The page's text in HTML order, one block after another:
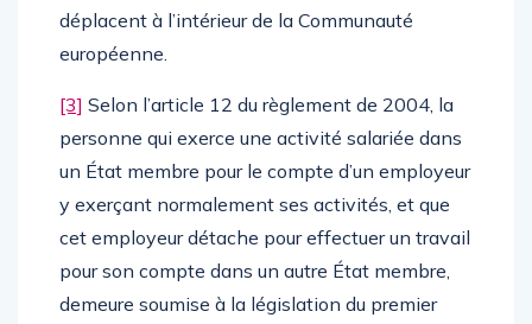
déplacent à l’intérieur de la Communauté
européenne.
[3] Selon l’article 12 du règlement de 2004, la
personne qui exerce une activité salariée dans
un État membre pour le compte d’un employeur
y exerçant normalement ses activités, et que
cet employeur détache pour effectuer un travail
pour son compte dans un autre État membre,
demeure soumise à la législation du premier